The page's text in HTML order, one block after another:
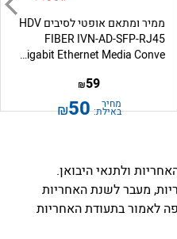
ממיר ומתאם אופטי לסיבים HDV
FIBER IVN-AD-SFP-RJ45
Gigabit Ethernet Media Conve...
59
₪
מחיר
באילת: 50
₪
ולתנאי היבואן.
מעבר לשנת האחריות
לאמור בתעודת האחריות